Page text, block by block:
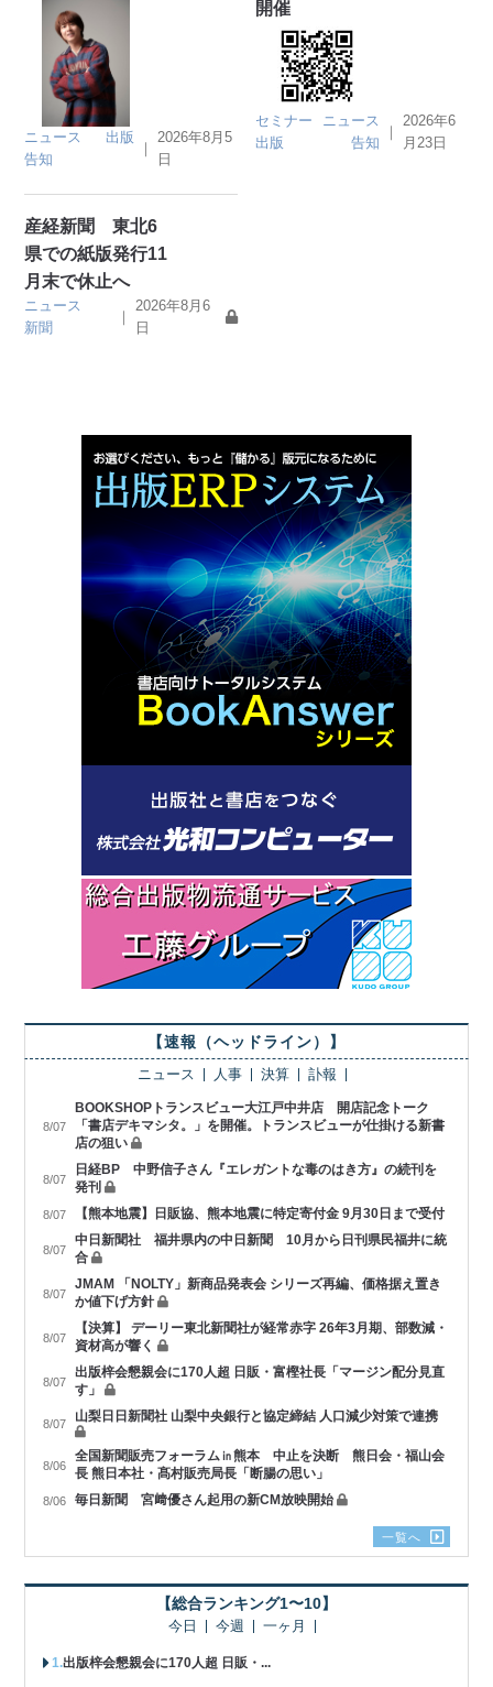
ニュース
出版
告知
｜
2026年8月5
日
開催
セミナー
ニュース
出版
告知
｜
2026年6
月23日
産経新聞 東北6
県での紙版発行11
月末で休止へ
ニュース
新聞
｜
2026年8月6
日
【速報（ヘッドライン）】
ニュース 人事 決算 訃報
8/07
BOOKSHOPトランスビュー大江戸中井店 開店記念トーク
「書店デキマシタ。」を開催。トランスビューが仕掛ける新書
店の狙い
8/07
日経BP 中野信子さん『エレガントな毒のはき方』の続刊を
発刊
8/07 【熊本地震】日販協、熊本地震に特定寄付金 9月30日まで受付
8/07
中日新聞社 福井県内の中日新聞 10月から日刊県民福井に統
合
8/07
JMAM 「NOLTY」新商品発表会 シリーズ再編、価格据え置き
か値下げ方針
8/07
【決算】 デーリー東北新聞社が経常赤字 26年3月期、部数減・
資材高が響く
8/07
出版梓会懇親会に170人超 日販・富樫社長「マージン配分見直
す」
8/07 山梨日日新聞社 山梨中央銀行と協定締結 人口減少対策で連携
8/06
全国新聞販売フォーラム㏌熊本 中止を決断 熊日会・福山会
長 熊日本社・髙村販売局長「断腸の思い」
8/06 毎日新聞 宮﨑優さん起用の新CM放映開始
一覧へ
【総合ランキング1〜10】
今日 今週 一ヶ月
出版梓会懇親会に170人超 日販・...